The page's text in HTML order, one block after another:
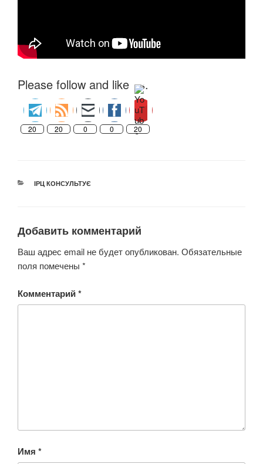
Please follow and like us:
20 20 0 0 20
РУБРИКИ
ІРЦ КОНСУЛЬТУЄ
Добавить комментарий
Ваш адрес email не будет опубликован. Обязательные
поля помечены *
Комментарий*
Имя *